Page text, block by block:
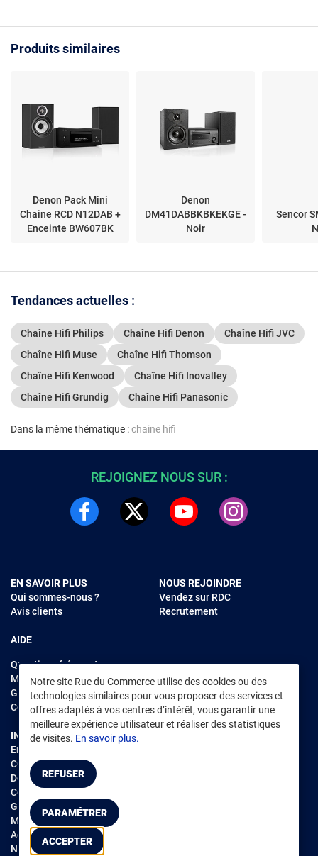
Produits similaires
Denon Pack Mini
Chaine RCD N12DAB +
Enceinte BW607BK
Denon
DM41DABBKBKEKGE -
Noir
Sencor
Tendances actuelles :
Chaîne Hifi Philips Chaîne Hifi Denon
Chaîne Hifi JVC
Chaîne Hifi Muse
Chaîne Hifi Thomson
Chaîne Hifi Kenwood
Chaîne Hifi Inovalley
Chaîne Hifi Grundig
Chaîne Hifi Panasonic
Dans la même thématique :chaine hifi
Notre site Rue du Commerce utilise des cookies ou des
technologies similaires pour vous proposer des services et
offres adaptés à vos centres d’intérêt, vous garantir une
meilleure expérience utilisateur et réaliser des statistiques
de visites. En savoir plus.
REFUSER
PARAMÉTRER
ACCEPTER
REJOIGNEZ NOUS SUR :
EN SAVOIR PLUS
Qui sommes-nous ?
Avis clients
AIDE
Questions fréquentes
Modes de règlements
Garantie et retours
Contacter Rue du Commerce
NOUS REJOINDRE
Vendez sur RDC
Recrutement
INFORMATIONS LÉGALES
Environnement
CGV /CGU Marketplace
Données personnelles
Cookies
Gérer mes cookies
Mentions légales
Accessibilité : non conforme
Notice d'accessibilité